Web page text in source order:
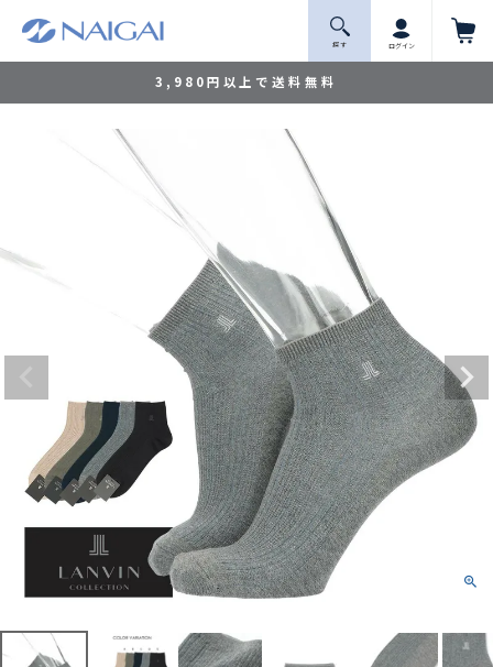
3,980円以上で送料無料
探 す ログイン